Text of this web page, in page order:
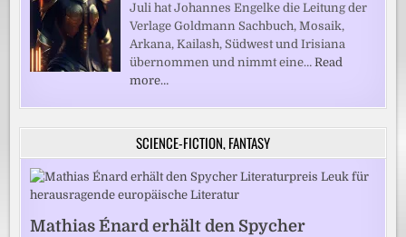
Juli hat Johannes Engelke die Leitung der
Verlage Goldmann Sachbuch, Mosaik,
Arkana, Kailash, Südwest und Irisiana
übernommen und nimmt eine…Read
more…
SCIENCE-FICTION, FANTASY
Mathias Énard erhält den Spycher